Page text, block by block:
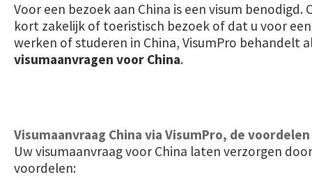
Voor een bezoek aan China is een visum benodigd.
kort zakelijk of toeristisch bezoek of dat u voor
werken of studeren in China, VisumPro behandelt
visumaanvragen voor China.
Visumaanvraag China via VisumPro, de voordelen
Uw visumaanvraag voor China laten verzorgen
voordelen: